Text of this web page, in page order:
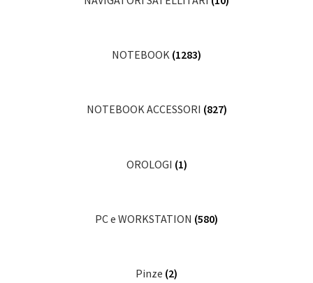
NOTEBOOK (1283)
NOTEBOOK ACCESSORI (827)
OROLOGI (1)
PC e WORKSTATION (580)
Pinze (2)